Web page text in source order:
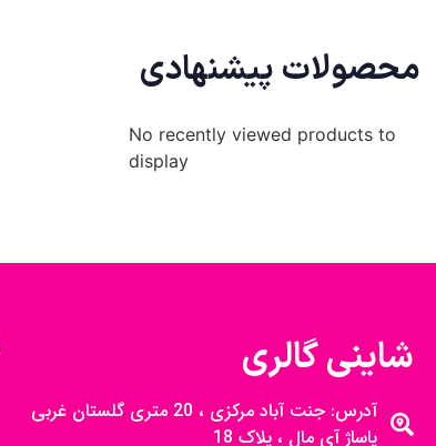
محصولات پیشنهادی
No recently viewed products to
display
شاینی گالری
آدرس: جنت آباد مرکزی ، 20 متری گلستان غربی
پاساژ آی مال ، پلاک 18